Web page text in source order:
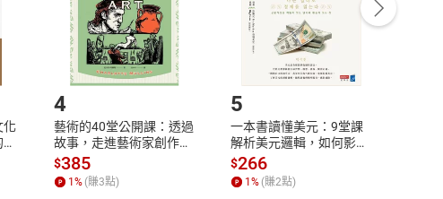
發生》《打造財運旺旺的居家空間》《開運掃除術》《快
入帳號，下載書籍後看書
化
4
藝術的40堂公開課：透過
故事，走進藝術家創作現
場，看藝術如何誕生、如
何形塑人類生活【電子
書】
$385
1% (賺3點)
5
一本書讀懂美元：9堂課
解析美元邏輯，如何影響
全球經濟和每個人的投資
【電子書】
$266
1% (賺2點)